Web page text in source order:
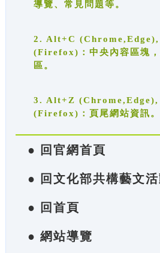
導覽、常見問題等。
2. Alt+C
(Firefox)：中央內容區塊
區。
3. Alt+Z
(Firefox)：頁尾網站資訊。
● 回官網首頁
● 回文化部共構藝文
● 回首頁
● 網站導覽